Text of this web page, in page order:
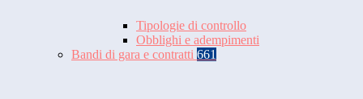
Tipologie di controllo
Obblighi e adempimenti
Bandi di gara e contratti 661